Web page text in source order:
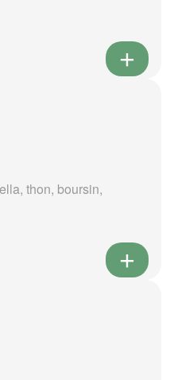
thon, boursin,